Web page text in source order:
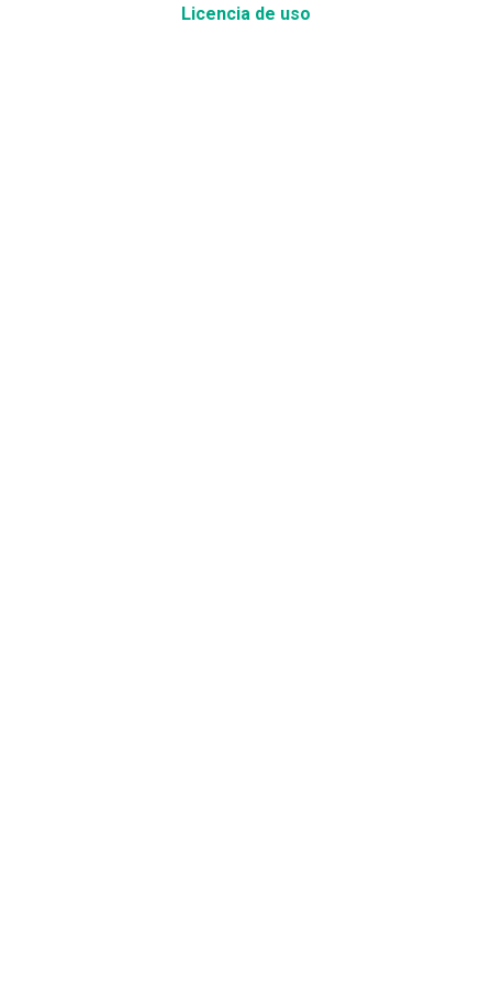
Licencia de uso